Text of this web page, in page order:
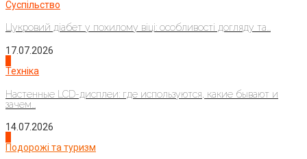
Суспільство
Цукровий діабет у похилому віці: особливості догляду та...
17.07.2026
Техніка
Настенные LCD-дисплеи: где используются, какие бывают и
зачем...
14.07.2026
Подорожі та туризм